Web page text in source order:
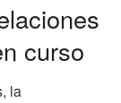
curso
la